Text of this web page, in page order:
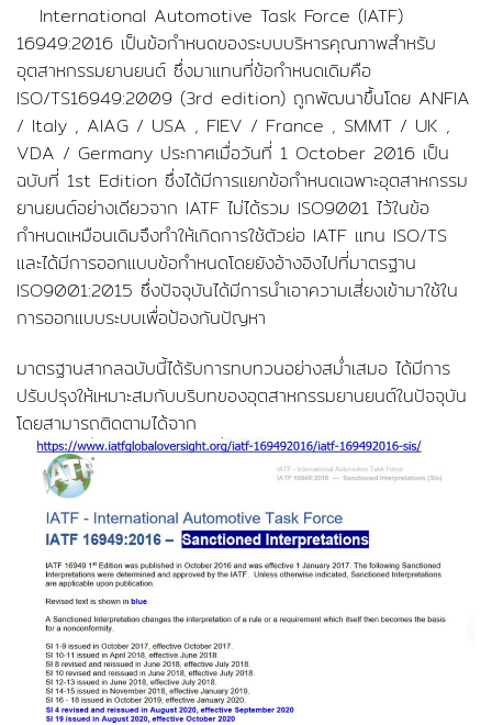
International Automotive Task Force (IATF)
16949:2016 เป็นข้อกำหนดของระบบบริหารคุณภาพสำหรับ
อุตสาหกรรมยานยนต์ ซึ่งมาแทนที่ข้อกำหนดเดิมคือ
ISO/TS16949:2009 (3rd edition) ถูกพัฒนาขึ้นโดย ANFIA
/ Italy , AIAG / USA , FIEV / France , SMMT / UK ,
VDA / Germany ประกาศเมื่อวันที่ 1 October 2016 เป็น
ฉบับที่ 1st Edition ซึ่งได้มีการแยกข้อกำหนดเฉพาะอุตสาหกรรม
ยานยนต์อย่างเดียวจาก IATF ไม่ได้รวม ISO9001 ไว้ในข้อ
กำหนดเหมือนเดิมจึงทำให้เกิดการใช้ตัวย่อ IATF แทน ISO/TS
และได้มีการออกแบบข้อกำหนดโดยยังอ้างอิงไปที่มาตรฐาน
ISO9001:2015 ซึ่งปัจจุบันได้มีการนำเอาความเสี่ยงเข้ามาใช้ใน
การออกแบบระบบเพื่อป้องกันปัญหา
มาตรฐานสากลฉบับนี้ได้รับการทบทวนอย่างสม่ำเสมอ ได้มีการ
ปรับปรุงให้เหมาะสมกับบริบทของอุตสาหกรรมยานยนต์ในปัจจุบัน
โดยสามารถติดตามได้จาก